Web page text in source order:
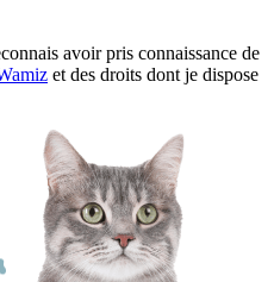
avoir pris connaissance de
et des droits dont je dispose